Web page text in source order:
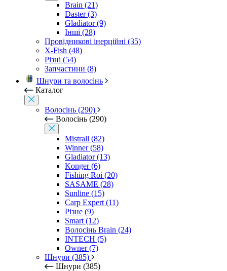
Brain (21)
Daster (3)
Gladiator (9)
Інші (28)
Провідникові інерційні (35)
X-Fish (48)
Різні (54)
Запчастини (8)
Шнури та волосінь
Каталог
Волосінь (290)
Волосінь (290)
Mistrall (82)
Winner (58)
Gladiator (13)
Konger (6)
Fishing Roi (20)
SASAME (28)
Sunline (15)
Carp Expert (11)
Різне (9)
Smart (12)
Волосінь Brain (24)
INTECH (5)
Owner (7)
Шнури (385)
Шнури (385)